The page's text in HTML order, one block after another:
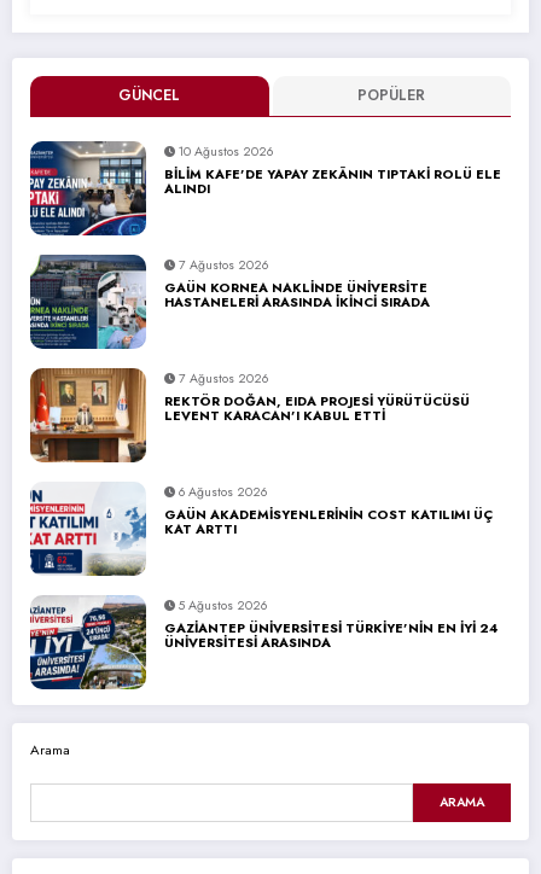
GÜNCEL POPÜLER
10 Ağustos 2026
BİLİM KAFE’DE YAPAY ZEKÂNIN TIPTAKİ ROLÜ ELE
ALINDI
7 Ağustos 2026
GAÜN KORNEA NAKLİNDE ÜNİVERSİTE
HASTANELERİ ARASINDA İKİNCİ SIRADA
7 Ağustos 2026
REKTÖR DOĞAN, EIDA PROJESİ YÜRÜTÜCÜSÜ
LEVENT KARACAN’I KABUL ETTİ
6 Ağustos 2026
GAÜN AKADEMİSYENLERİNİN COST KATILIMI ÜÇ
KAT ARTTI
5 Ağustos 2026
GAZİANTEP ÜNİVERSİTESİ TÜRKİYE’NİN EN İYİ 24
ÜNİVERSİTESİ ARASINDA
Arama
ARAMA